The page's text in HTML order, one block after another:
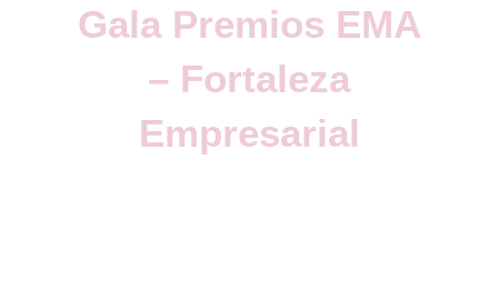
Gala Premios EMA
– Fortaleza
Empresarial